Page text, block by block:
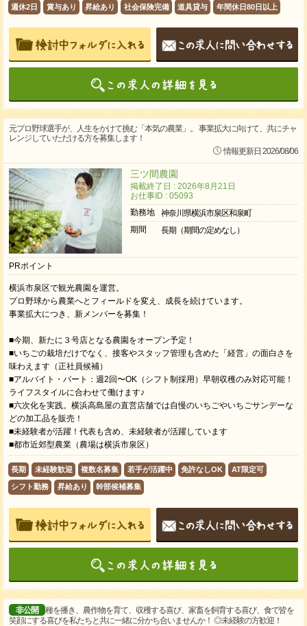
週休2日 賞与あり 昇給あり 社会保険完備 道具貸与 年間休日80日以上
元プロ野球選手が、人生をかけて挑む「本気の農業」。 事業拡大に向けて、共にチャ
レンジしていただける方を募集します！
情報更新日 2026/08/06
三ツ間農園
掲載終了日 : 2026年8月21日
お仕事ID : 05093
勤務地
神奈川県横浜市泉区和泉町
期間
長期（期間の定めなし）
PRポイント
横浜市泉区で観光農園を運営。
プロ野球から農業へとフィールドを変え、成長を続けています。
事業拡大につき、新メンバーを募集！
■今期、新たに３号店となる農園をオープン予定！
■いちごの栽培だけでなく、接客やスタッフ管理も含めた「経営」の面白さを
味わえます（正社員候補）
■アルバイト・パート：週2回〜OK（シフト制採用）早朝収穫のみ対応可能！
ライフスタイルに合わせて働けます♪
■六次化を実践。横浜高島屋の直営店舗では自慢のいちごやいちごサンデーな
どの加工品を販売！
■未経験者が活躍！代表も含め、未経験者が活躍しています
■都市近郊型農業（農場は横浜市泉区）
長期 未経験歓迎 複数名募集 若手が活躍中 免許なしOK AT限定可
シフト勤務 昇給あり 幹部候補募集
非公開
種を播き、農作物を育て、収穫する喜び、家畜を飼育する喜び、食で皆を
笑顔にする喜びを私たちと共に一緒に分かち合いませんか！ ◎未経験の方歓迎！